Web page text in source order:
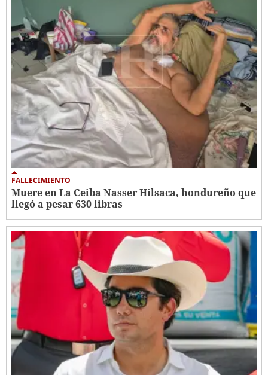
FALLECIMIENTO
Muere en La Ceiba Nasser Hilsaca, hondureño que
llegó a pesar 630 libras